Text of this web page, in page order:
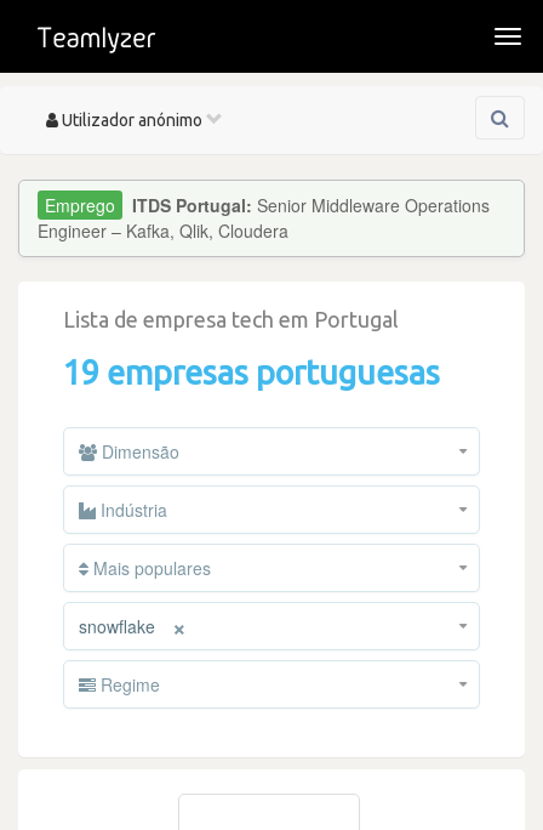
Toggle
Utilizador anónimo
ITDS Portugal: Senior Middleware Operations
Engineer – Kafka, Qlik, Cloudera
Lista de empresa tech em Portugal
19 empresas portuguesas
Dimensão
Indústria
Mais populares
×
snowflake
Regime